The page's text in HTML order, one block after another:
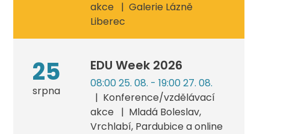
akce
Galerie Lázně
Liberec
25
srpna
EDU Week 2026
08:00 25. 08. - 19:00 27. 08.
Konference/vzdělávací
akce
Mladá Boleslav,
Vrchlabí, Pardubice a online